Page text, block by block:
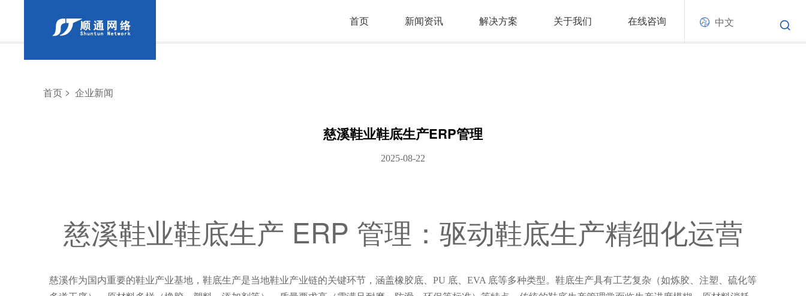
首页 新闻资讯 解决方案 关于我们 在线咨询 中文
首页 > 企业新闻
慈溪鞋业鞋底生产ERP管理
2025-08-22
慈溪鞋业鞋底生产 ERP 管理：驱动鞋底生产精细化运营
慈溪作为国内重要的鞋业产业基地，鞋底生产是当地鞋业产业链的关键环节，涵盖橡胶底、PU 底、EVA 底等多种类型。鞋底生产具有工艺复杂（如炼胶、注塑、硫化等